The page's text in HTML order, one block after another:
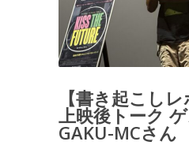
【書き起こし
上映後トーク
GAKU-MCさん